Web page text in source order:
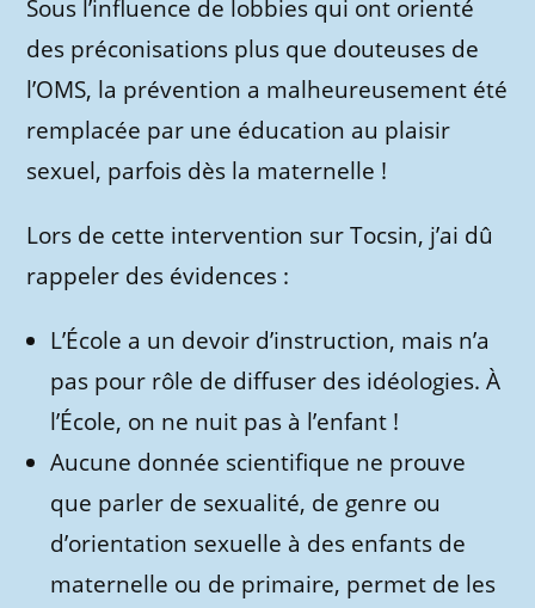
Sous l’influence de lobbies qui ont orienté
des préconisations plus que douteuses de
l’OMS, la prévention a malheureusement été
remplacée par une éducation au plaisir
sexuel, parfois dès la maternelle !
Lors de cette intervention sur Tocsin, j’ai dû
rappeler des évidences :
L’École a un devoir d’instruction, mais n’a
pas pour rôle de diffuser des idéologies. À
l’École, on ne nuit pas à l’enfant !
Aucune donnée scientifique ne prouve
que parler de sexualité, de genre ou
d’orientation sexuelle à des enfants de
maternelle ou de primaire, permet de les